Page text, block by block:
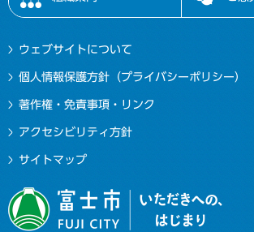
ウェブサイトについて
個人情報保護方針（プライバシーポリシー）
著作権・免責事項・リンク
アクセシビリティ方針
サイトマップ